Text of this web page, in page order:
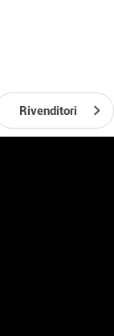
Rivenditori